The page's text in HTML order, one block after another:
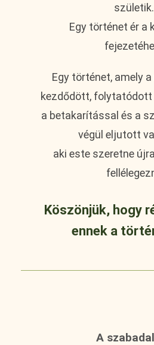
születik.
Egy történet ér a
Egy történet, amely
kezdődött, folytatódott
a betakarítással és a
végül eljutott
aki este szeretne
Köszönjük, hogy
ennek a
A